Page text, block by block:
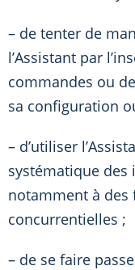
– de tenter de
l’Assistant par
commandes ou
sa configuration
– d’utiliser
systématique des
notamment à des
concurrentielles ;
– de se faire